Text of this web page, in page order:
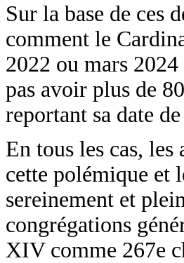
Sur la base de ces
comment le
2022 ou mars
pas avoir plus de
reportant sa date
En tous les cas, les
cette polémique et
sereinement et
congrégations
XIV comme 267e